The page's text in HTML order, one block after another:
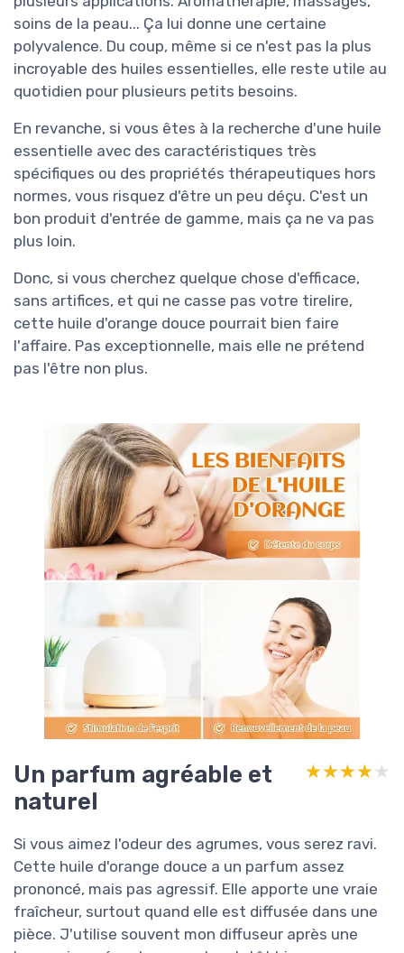
soins de la peau... Ça lui donne une certaine
polyvalence. Du coup, même si ce n'est pas la plus
incroyable des huiles essentielles, elle reste utile au
quotidien pour plusieurs petits besoins.
En revanche, si vous êtes à la recherche d'une huile
essentielle avec des caractéristiques très
spécifiques ou des propriétés thérapeutiques hors
normes, vous risquez d'être un peu déçu. C'est un
bon produit d'entrée de gamme, mais ça ne va pas
plus loin.
Donc, si vous cherchez quelque chose d'efficace,
sans artifices, et qui ne casse pas votre tirelire,
cette huile d'orange douce pourrait bien faire
l'affaire. Pas exceptionnelle, mais elle ne prétend
pas l'être non plus.
Un parfum agréable et
naturel
★★★★★
★★★★★
Si vous aimez l'odeur des agrumes, vous serez ravi.
Cette huile d'orange douce a un parfum assez
prononcé, mais pas agressif. Elle apporte une vraie
fraîcheur, surtout quand elle est diffusée dans une
pièce. J'utilise souvent mon diffuseur après une